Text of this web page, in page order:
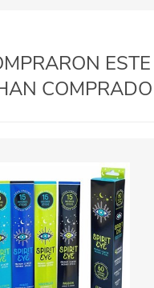
ESTE
COMPRADO